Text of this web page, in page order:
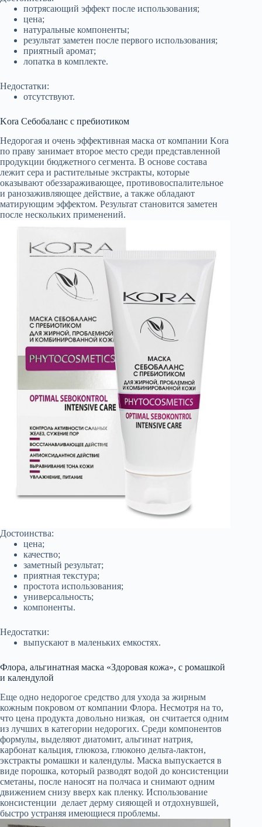
потрясающий эффект после использования;
цена;
натуральные компоненты;
результат заметен после первого использования;
приятный аромат;
лопатка в комплекте.
Недостатки:
отсутствуют.
Kora Себобаланс с пребиотиком
Недорогая и очень эффективная маска от компании Kora
по праву занимает второе место среди представленной
продукции бюджетного сегмента. В основе состава
лежит сера и растительные экстракты, которые
оказывают обеззараживающее, противовоспалительное
и ранозаживляющее действие, а также обладают
матирующим эффектом. Результат становится заметен
после нескольких применений.
Достоинства:
цена;
качество;
заметный результат;
приятная текстура;
простота использования;
универсальность;
компоненты.
Недостатки:
выпускают в маленьких емкостях.
Флора, альгинатная маска «Здоровая кожа», с ромашкой
и календулой
Еще одно недорогое средство для ухода за жирным
кожным покровом от компании Флора. Несмотря на то,
что цена продукта довольно низкая, он считается одним
из лучших в категории недорогих. Среди компонентов
формулы, выделяют диатомит, альгинат натрия,
карбонат кальция, глюкоза, глюконо дельта-лактон,
экстракты ромашки и календулы. Маска выпускается в
виде порошка, который разводят водой до консистенции
сметаны, после наносят на полчаса и снимают одним
движением снизу вверх как пленку. Использование
консистенции делает дерму сияющей и отдохнувшей,
быстро устраняя имеющиеся проблемы.